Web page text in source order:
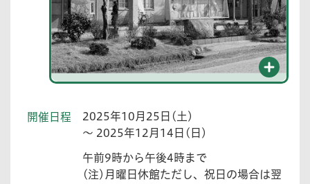
開催日程
2025年10月25日(土)
～ 2025年12月14日(日)
午前9時から午後4時まで
(注)月曜日休館ただし、祝日の場合は翌